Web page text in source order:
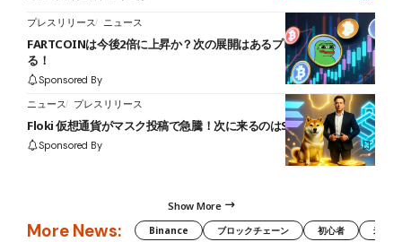
プレスリリース ニュース
FARTCOINは今後2倍に上昇か？次の展開はあるプロジェクトが握
る！
Sponsored By
ニュース
プレスリリース
Floki 仮想通貨がマスク投稿で急騰！次に来るのはSnorterか？
Sponsored By
Show More
More News: Binance ブロックチェーン 初心者 米国